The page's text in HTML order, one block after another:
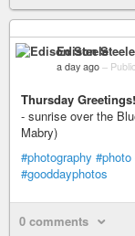
Edison Steele
a day ago – Public
Thursday Greetings!
- sunrise over the
Mabry)
#photography #photo
#gooddayphotos
0 comments